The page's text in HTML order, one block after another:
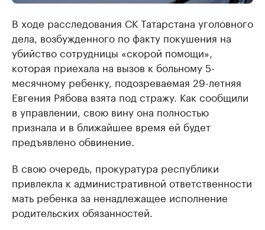
В ходе расследования СК Татарстана уголовного
дела, возбужденного по факту покушения на
убийство сотрудницы «скорой помощи»,
которая приехала на вызов к больному 5-
месячному ребенку, подозреваемая 29-летняя
Евгения Рябова взята под стражу. Как сообщили
в управлении, свою вину она полностью
признала и в ближайшее время ей будет
предъявлено обвинение.
В свою очередь, прокуратура республики
привлекла к административной ответственности
мать ребенка за ненадлежащее исполнение
родительских обязанностей.